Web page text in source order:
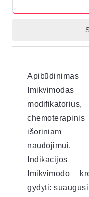
Apibūdinimas
modifikatorius,
išoriniam
naudojimui.
Indikacijos
Imikvimodo
gydyti: